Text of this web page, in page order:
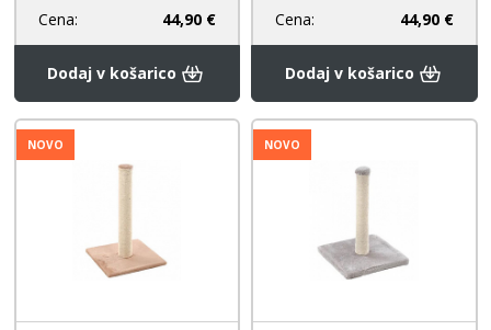
Cena: 44,90 €
Dodaj v košarico
Cena: 44,90 €
Dodaj v košarico
NOVO NOVO